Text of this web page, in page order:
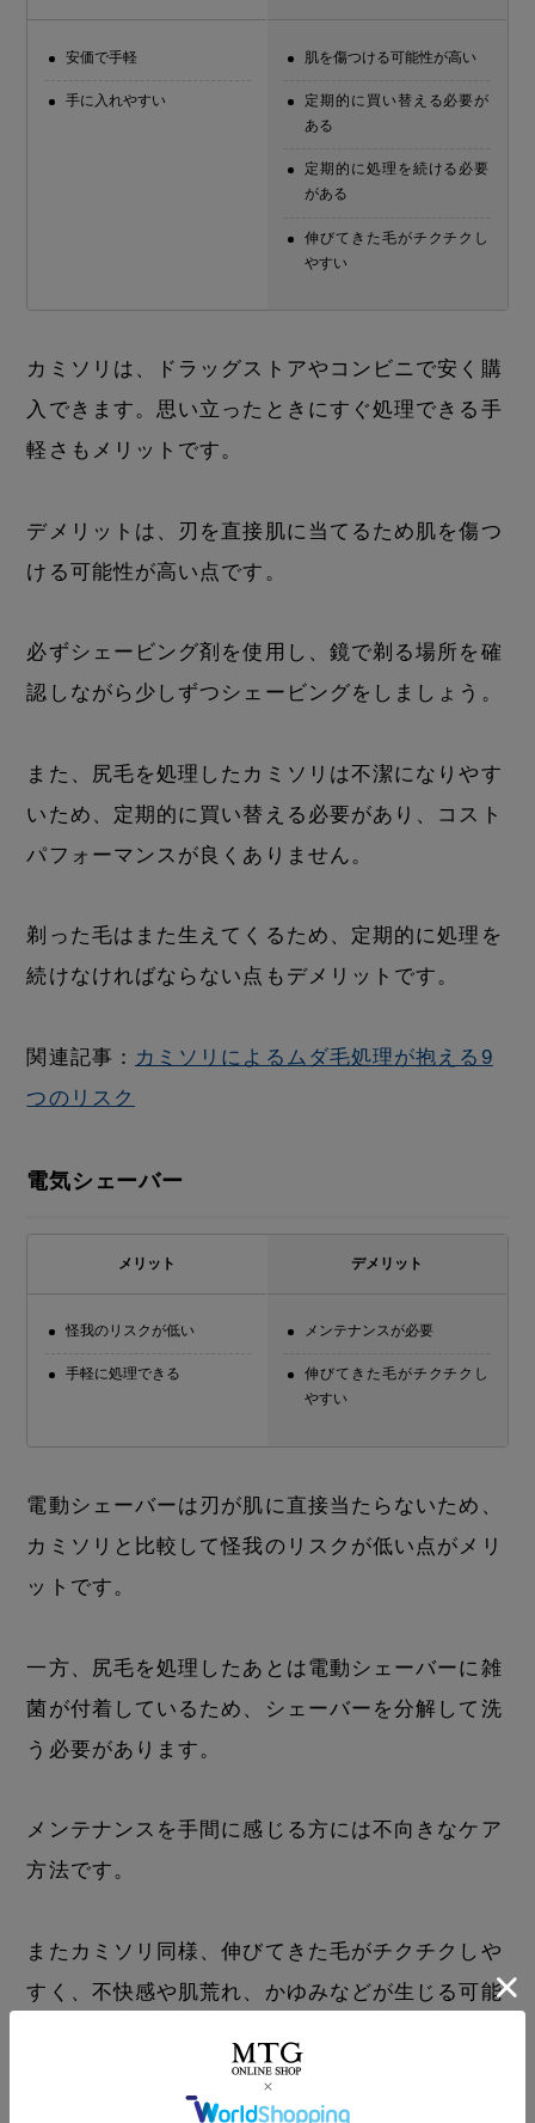
安価で手軽
手に入れやすい
肌を傷つける可能性が高い
定期的に買い替える必要が
ある
定期的に処理を続ける必要
がある
伸びてきた毛がチクチクし
やすい
カミソリは、ドラッグストアやコンビニで安く購
入できます。思い立ったときにすぐ処理できる手
軽さもメリットです。
デメリットは、刃を直接肌に当てるため肌を傷つ
ける可能性が高い点です。
必ずシェービング剤を使用し、鏡で剃る場所を確
認しながら少しずつシェービングをしましょう。
また、尻毛を処理したカミソリは不潔になりやす
いため、定期的に買い替える必要があり、コスト
パフォーマンスが良くありません。
剃った毛はまた生えてくるため、定期的に処理を
続けなければならない点もデメリットです。
関連記事： カミソリによるムダ毛処理が抱える9
つのリスク
電気シェーバー
メリット
怪我のリスクが低い
手軽に処理できる
デメリット
メンテナンスが必要
伸びてきた毛がチクチクし
やすい
電動シェーバーは刃が肌に直接当たらないため、
カミソリと比較して怪我のリスクが低い点がメリ
ットです。
一方、尻毛を処理したあとは電動シェーバーに雑
菌が付着しているため、シェーバーを分解して洗
う必要があります。
メンテナンスを手間に感じる方には不向きなケア
方法です。
またカミソリ同様、伸びてきた毛がチクチクしや
すく、不快感や肌荒れ、かゆみなどが生じる可能
尻毛が生えてくる限り、定期的に処理を続けなけ